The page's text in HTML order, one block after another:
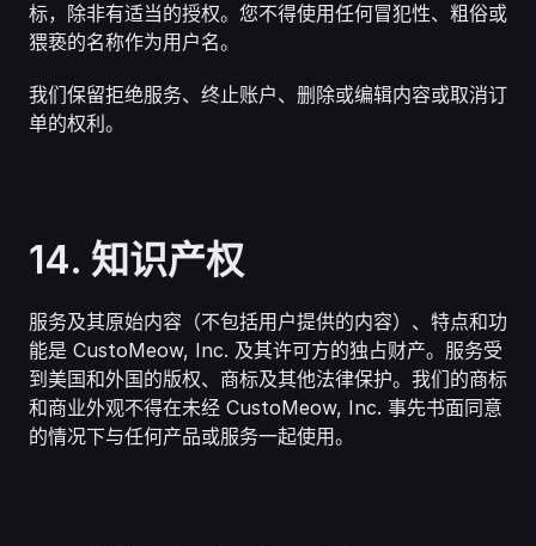
标，除非有适当的授权。您不得使用任何冒犯性、粗俗或
猥亵的名称作为用户名。
我们保留拒绝服务、终止账户、删除或编辑内容或取消订
单的权利。
14. 知识产权
服务及其原始内容（不包括用户提供的内容）、特点和功
能是 CustoMeow, Inc. 及其许可方的独占财产。服务受
到美国和外国的版权、商标及其他法律保护。我们的商标
和商业外观不得在未经 CustoMeow, Inc. 事先书面同意
的情况下与任何产品或服务一起使用。